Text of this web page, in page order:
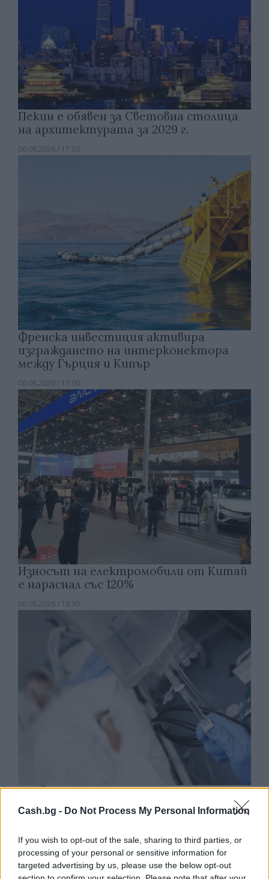
Cash.bg - Do Not Process My Personal Information
If you wish to opt-out of the sale, sharing to third parties, or
processing of your personal or sensitive information for
targeted advertising by us, please use the below opt-out
Пекин е обявен за Световна столица
на архитектурата за 2029 г.
06.08.2026 / 17:30
Френска инвестиция активира
изграждането на интерконектора
между Гърция и Кипър
06.08.2026 / 17:06
Износът на електромобили от Китай
е нараснал със 120%
06.08.2026 / 16:30
Ню Йорк стана 14-ият щат на САЩ, в
който е разрешена евтаназията